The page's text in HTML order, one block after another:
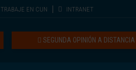
TRABAJE EN CUN INTRANET
SEGUNDA OPINIÓN A DISTANCIA